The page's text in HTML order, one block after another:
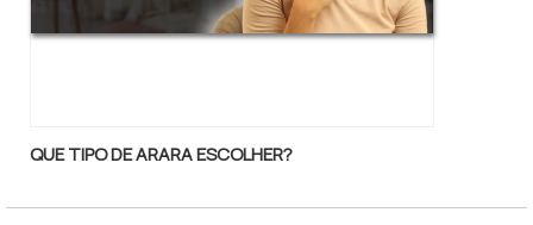
mais confiável, disponibilizando itens como
alta qualidade onde são realizadas as
QUE TIPO DE ARARA ESCOLHER?